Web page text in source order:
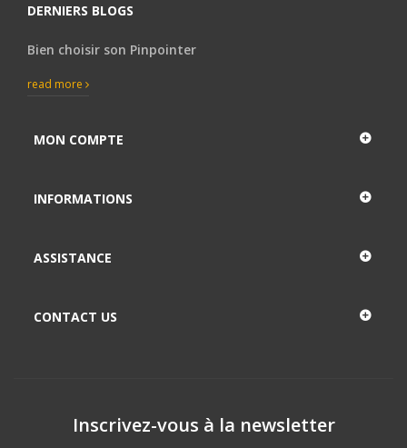
DERNIERS BLOGS
Bien choisir son Pinpointer
read more
MON COMPTE
INFORMATIONS
ASSISTANCE
CONTACT US
Inscrivez-vous à la newsletter